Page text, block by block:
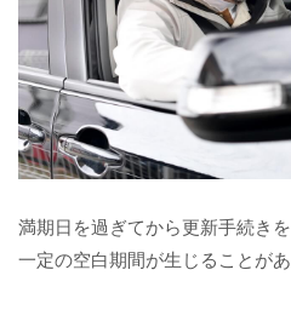
満期日を過ぎてから更新手続き
一定の空白期間が生じることがあ